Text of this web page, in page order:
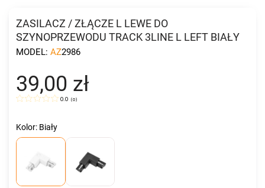
ZASILACZ / ZŁĄCZE L LEWE DO
SZYNOPRZEWODU TRACK 3LINE L LEFT BIAŁY
MODEL: AZ2986
39,00 zł
0.0 (0)
Kolor: Biały